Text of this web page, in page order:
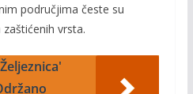
područjima česte su
vrsta.